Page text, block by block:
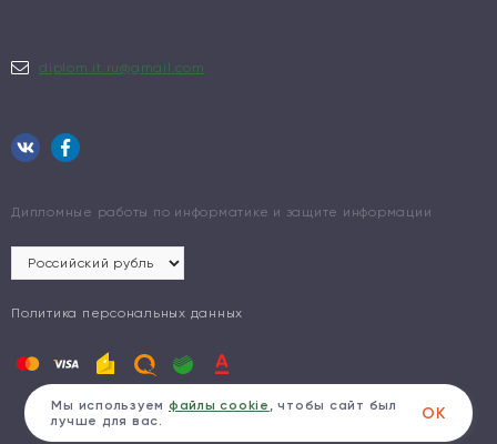
diplom.it.ru@gmail.com
Дипломные работы по информатике и защите информации
Политика персональных данных
Мы используем файлы cookie , чтобы сайт был
лучше для вас.
ОК